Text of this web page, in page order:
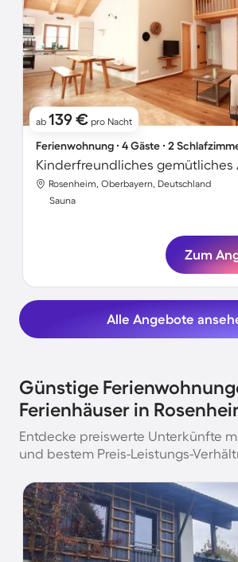
ab 139 € pro Nacht
Ferienwohnung ∙ 4 Gäste ∙ 2
Rosenheim, Oberbayern, Deutschland
Sauna
Zum
Alle Angebote
Günstige
Ferienhäuser in
Entdecke preiswerte Unterkünfte
und bestem Preis-Leistungs-